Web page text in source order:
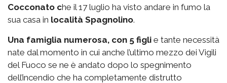
Cocconato che il 17 luglio ha visto andare in fumo la
sua casa in località Spagnolino.
Una famiglia numerosa, con 5 figli e tante necessità
nate dal momento in cui anche l’ultimo mezzo dei Vigili
del Fuoco se ne è andato dopo lo spegnimento
dell’incendio che ha completamente distrutto